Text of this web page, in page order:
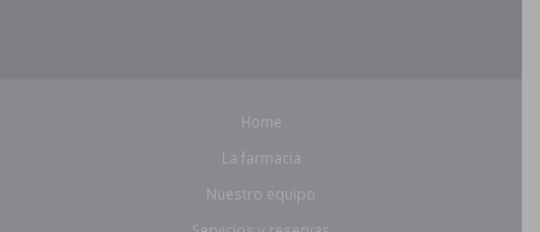
Home
La farmacia
Nuestro equipo